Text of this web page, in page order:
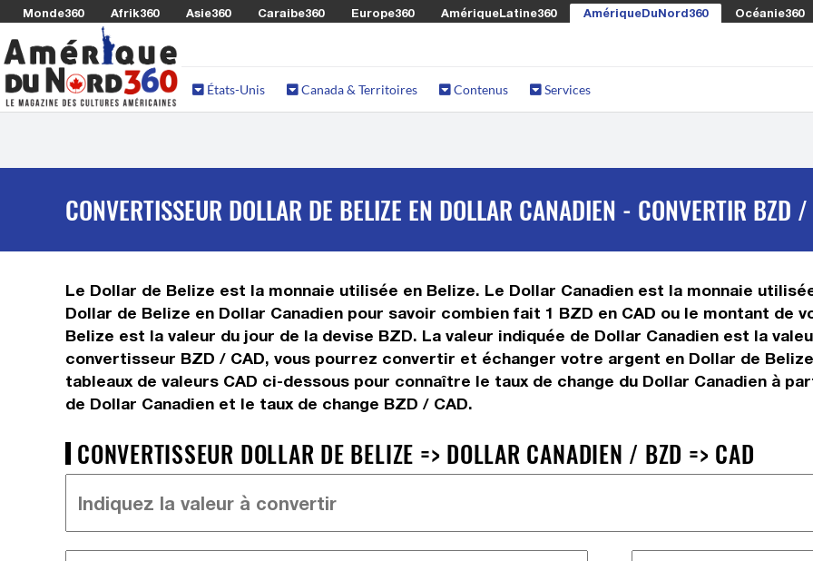
Monde360 Afrik360 Asie360 Caraibe360 Europe360 AmériqueLatine360 AmériqueDuNord360 Océanie360
États-Unis Canada & Territoires Contenus Services
CONVERTISSEUR DOLLAR DE BELIZE EN DOLLAR CANADIEN - CONVERTIR BZD
Le Dollar de Belize est la monnaie utilisée en Belize. Le Dollar Canadien est la monnaie
Dollar de Belize en Dollar Canadien pour savoir combien fait 1 BZD en CAD ou le montant de
Belize est la valeur du jour de la devise BZD. La valeur indiquée de Dollar Canadien est la
convertisseur BZD / CAD, vous pourrez convertir et échanger votre argent en Dollar de
tableaux de valeurs CAD ci-dessous pour connaître le taux de change du Dollar Canadien à
de Dollar Canadien et le taux de change BZD / CAD.
CONVERTISSEUR DOLLAR DE BELIZE => DOLLAR CANADIEN / BZD => CAD